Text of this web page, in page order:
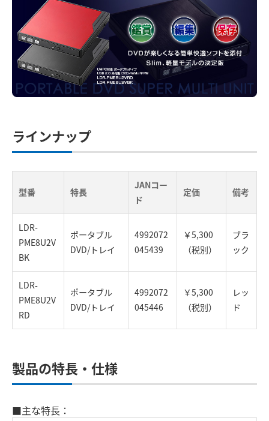
ラインナップ
型番 特長
JANコー
ド
定価 備考
LDR-
PME8U2V
BK
ポータブル
DVD/トレイ
4992072
045439
￥5,300
（税別）
ブラ
ック
LDR-
PME8U2V
RD
ポータブル
DVD/トレイ
4992072
045446
￥5,300
（税別）
レッ
ド
製品の特長・仕様
■主な特長：